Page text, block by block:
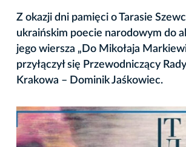
Z okazji dni pamięci o Tarasie
ukraińskim poecie narodowym do
jego wiersza „Do Mikołaja
przyłączył się Przewodniczący
Krakowa – Dominik Jaśkowiec.